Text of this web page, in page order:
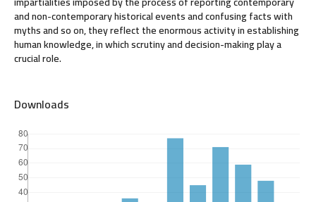
and non-contemporary historical events and confusing facts with
myths and so on, they reflect the enormous activity in establishing
human knowledge, in which scrutiny and decision-making play a
crucial role.
Downloads